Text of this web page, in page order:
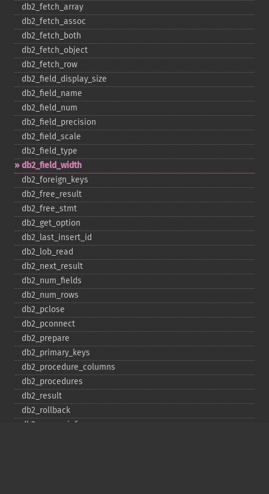
db2_​fetch_​array
db2_​fetch_​assoc
db2_​fetch_​both
db2_​fetch_​object
db2_​fetch_​row
db2_​field_​display_​size
db2_​field_​name
db2_​field_​num
db2_​field_​precision
db2_​field_​scale
db2_​field_​type
db2_​field_​width
db2_​foreign_​keys
db2_​free_​result
db2_​free_​stmt
db2_​get_​option
db2_​last_​insert_​id
db2_​lob_​read
db2_​next_​result
db2_​num_​fields
db2_​num_​rows
db2_​pclose
db2_​pconnect
db2_​prepare
db2_​primary_​keys
db2_​procedure_​columns
db2_​procedures
db2_​result
db2_​rollback
db2_​server_​info